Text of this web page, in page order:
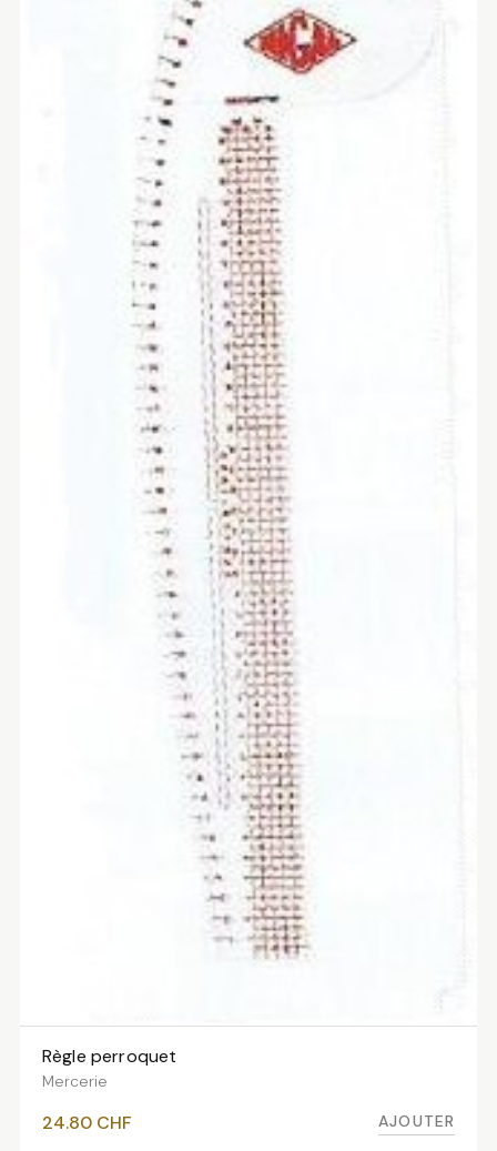
AJOUTER AU PANIER
Règle perroquet
Mercerie
24.80 CHF AJOUTER